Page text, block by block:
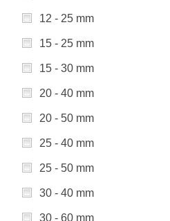
12 - 25 mm
15 - 25 mm
15 - 30 mm
20 - 40 mm
20 - 50 mm
25 - 40 mm
25 - 50 mm
30 - 40 mm
30 - 60 mm